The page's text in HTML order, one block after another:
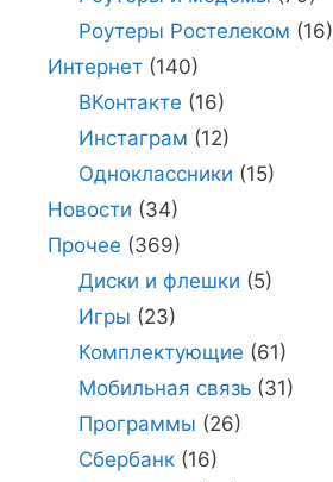
Роутеры Ростелеком (16)
Интернет (140)
ВКонтакте (16)
Инстаграм (12)
Одноклассники (15)
Новости (34)
Прочее (369)
Диски и флешки (5)
Игры (23)
Комплектующие (61)
Мобильная связь(31)
Программы (26)
Сбербанк(16)